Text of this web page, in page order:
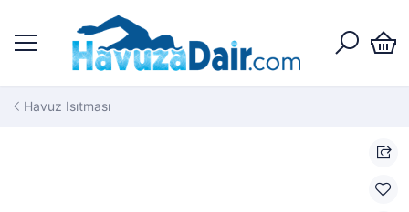
Havuz Isıtması